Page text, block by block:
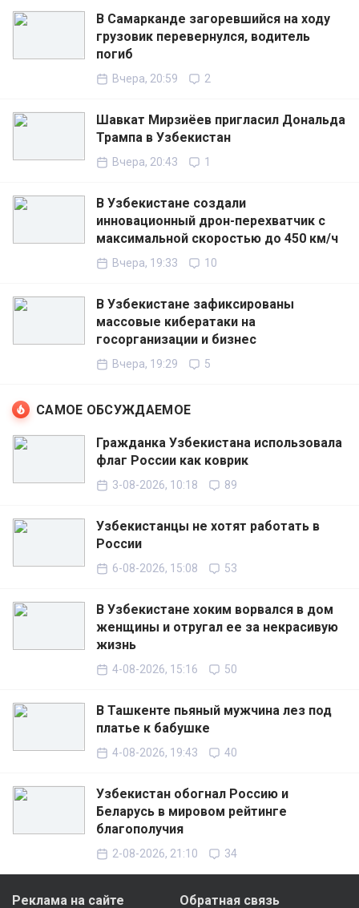
В Самарканде загоревшийся на ходу
грузовик перевернулся, водитель
погиб
Вчера, 20:59 2
Шавкат Мирзиёев пригласил Дональда
Трампа в Узбекистан
Вчера, 20:43 1
В Узбекистане создали
инновационный дрон-перехватчик с
максимальной скоростью до 450 км/ч
Вчера, 19:33 10
В Узбекистане зафиксированы
массовые кибератаки на
госорганизации и бизнес
Вчера, 19:29 5
САМОЕ ОБСУЖДАЕМОЕ
Гражданка Узбекистана использовала
флаг России как коврик
3-08-2026, 10:18 89
Узбекистанцы не хотят работать в
России
6-08-2026, 15:08 53
В Узбекистане хоким ворвался в дом
женщины и отругал ее за некрасивую
жизнь
4-08-2026, 15:16 50
В Ташкенте пьяный мужчина лез под
платье к бабушке
4-08-2026, 19:43 40
Узбекистан обогнал Россию и
Беларусь в мировом рейтинге
благополучия
2-08-2026, 21:10 34
Реклама на сайте Обратная связь